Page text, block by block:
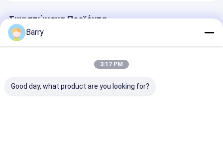
Συνιστώμενα Προϊόντα
Barry
3:17 PM
Good day, what product are you looking for?